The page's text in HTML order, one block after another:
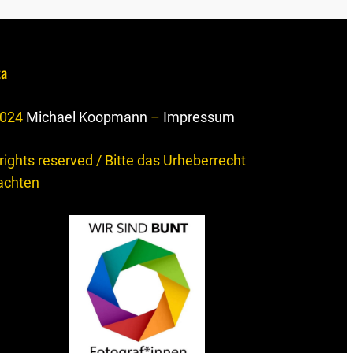
Michael Koopmann – Impressum
reserved / Bitte das Urheberrecht